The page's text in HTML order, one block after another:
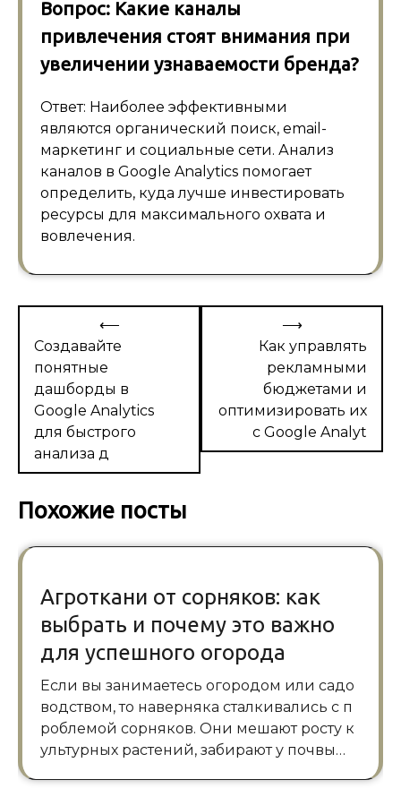
Вопрос: Какие каналы
привлечения стоят внимания при
увеличении узнаваемости бренда?
Ответ: Наиболее эффективными
являются органический поиск, email-
маркетинг и социальные сети. Анализ
каналов в Google Analytics помогает
определить, куда лучше инвестировать
ресурсы для максимального охвата и
вовлечения.
Навигация
по
записям
⟵
Создавайте
понятные
дашборды в
Google Analytics
для быстрого
анализа д
Как управлять
рекламными
бюджетами и
оптимизировать их
с Google Analyt
⟶
Похожие посты
Агроткани от сорняков: как
выбрать и почему это важно
для успешного огорода
Если вы занимаетесь огородом или садо
водством, то наверняка сталкивались с п
роблемой сорняков. Они мешают росту к
ультурных растений, забирают у почвы…